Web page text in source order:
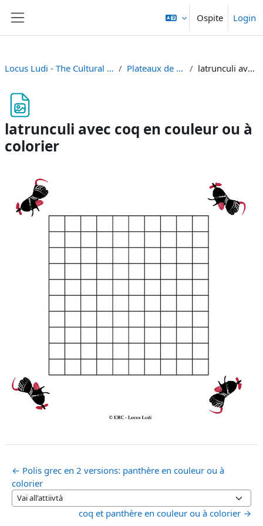
Ospite Login
Locus Ludi - The Cultural Fabric of Play and Games in Classical Antiquity Plateaux de jeu à télécharger et imprimer latrunculi avec coq en couleur ou à colorier
latrunculi avec coq en couleur ou à
colorier
← Polis grec en 2 versions: panthère en couleur ou à
colorier
Vai all'attiivtà
coq et panthère en couleur ou à colorier →